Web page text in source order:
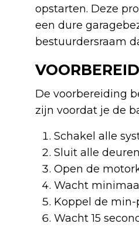
opstarten. Deze
een dure
bestuurdersraam
De voorbereiding
zijn voordat je de
Schakel alle
Sluit alle
Open de
Wacht
Koppel de
Wacht 15